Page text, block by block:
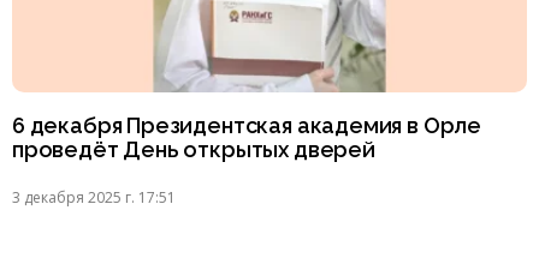
6 декабря Президентская академия в Орле
проведёт День открытых дверей
3 декабря 2025 г. 17:51